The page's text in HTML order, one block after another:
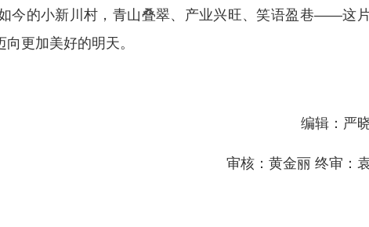
今的小新川村，青山叠翠、产业兴旺、笑语盈巷——这
更加美好的明天。
编辑：严
审核：黄金丽 终审：